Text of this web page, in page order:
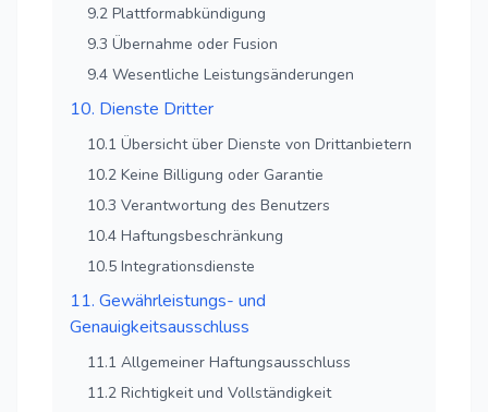
9.2 Plattformabkündigung
9.3 Übernahme oder Fusion
9.4 Wesentliche Leistungsänderungen
10. Dienste Dritter
10.1 Übersicht über Dienste von Drittanbietern
10.2 Keine Billigung oder Garantie
10.3 Verantwortung des Benutzers
10.4 Haftungsbeschränkung
10.5 Integrationsdienste
11. Gewährleistungs- und
Genauigkeitsausschluss
11.1 Allgemeiner Haftungsausschluss
11.2 Richtigkeit und Vollständigkeit